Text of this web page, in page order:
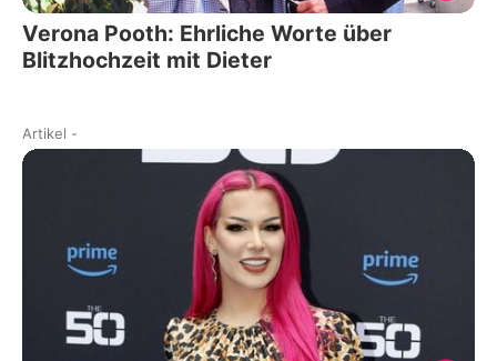
Verona Pooth: Ehrliche Worte über
Blitzhochzeit mit Dieter
Artikel -